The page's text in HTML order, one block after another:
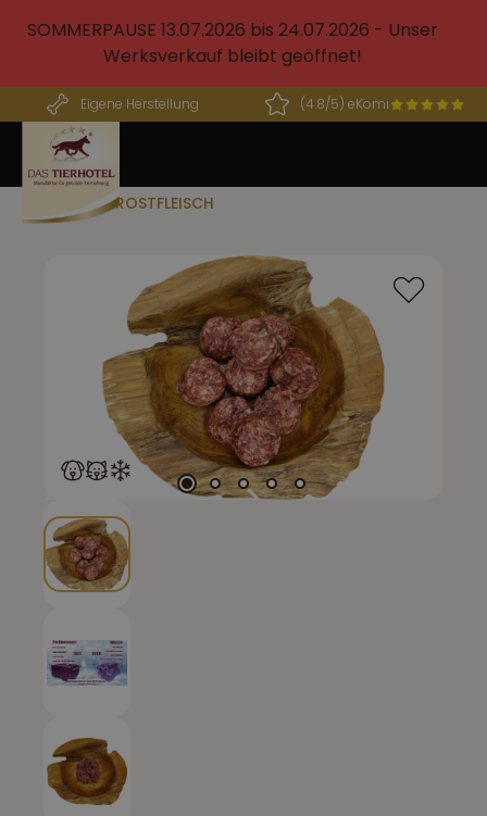
springen
SOMMERPAUSE 13.07.2026 bis 24.07.2026 - Unser
Werksverkauf bleibt geöffnet!
Eigene Herstellung (4.8/5) eKomi
BARF FROSTFLEISCH
Bildergalerie überspringen